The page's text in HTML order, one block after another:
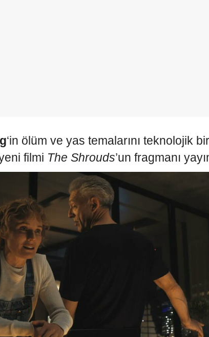
‘in ölüm ve yas temalarını teknolojik
filmi The Shrouds’un fragmanı